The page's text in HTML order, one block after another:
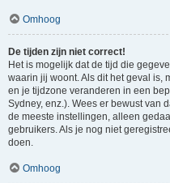
Omhoog
De tijden zijn niet correct!
Het is mogelijk dat de tijd die
waarin jij woont. Als dit het geval is,
en je tijdzone veranderen in een
Sydney, enz.). Wees er bewust van
de meeste instellingen, alleen
gebruikers. Als je nog niet
doen.
Omhoog